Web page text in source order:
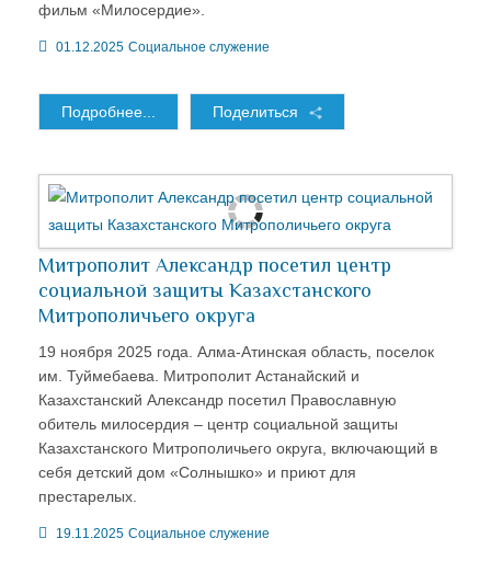
фильм «Милосердие».
01.12.2025 Социальное служение
Подробнее... Поделиться
Митрополит Александр посетил центр
социальной защиты Казахстанского
Митрополичьего округа
19 ноября 2025 года. Алма-Атинская область, поселок
им. Туймебаева. Митрополит Астанайский и
Казахстанский Александр посетил Православную
обитель милосердия – центр социальной защиты
Казахстанского Митрополичьего округа, включающий в
себя детский дом «Солнышко» и приют для
престарелых.
19.11.2025 Социальное служение